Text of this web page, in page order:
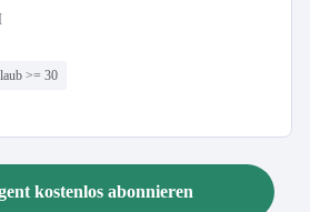
>= 30
kostenlos abonnieren